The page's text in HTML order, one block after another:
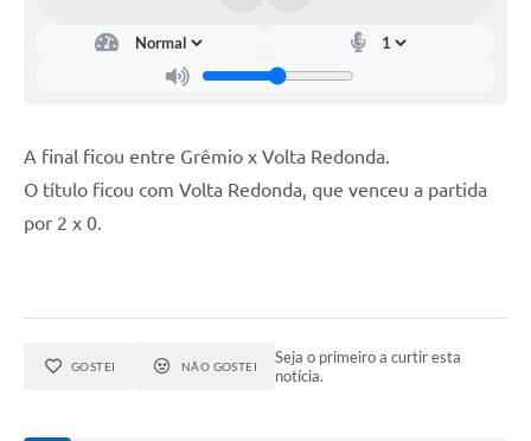
A final ficou entre Grêmio x Volta Redonda.
O título ficou com Volta Redonda, que venceu a partida
por 2 x 0.
GOSTEI NÃO GOSTEI
Seja o primeiro a curtir esta
notícia.